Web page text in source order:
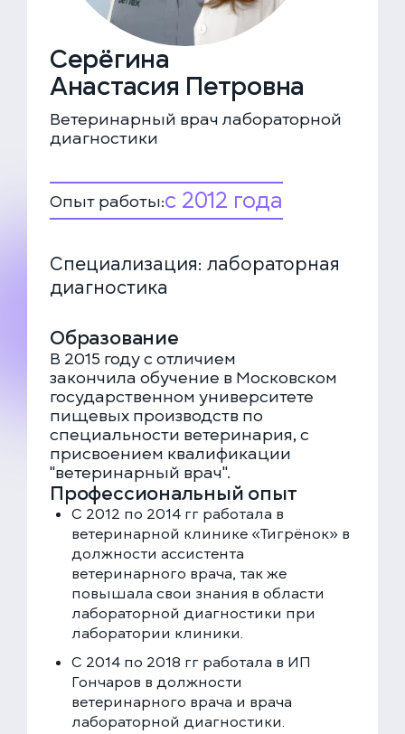
Серёгина
Анастасия Петровна
Ветеринарный врач лабораторной
диагностики
Опыт работы:с 2012 года
Специализация: лабораторная
диагностика
Образование
В 2015 году с отличием
закончила обучение в Московском
государственном университете
пищевых производств по
специальности ветеринария, с
присвоением квалификации
"ветеринарный врач".
Профессиональный опыт
С 2012 по 2014 гг работала в
ветеринарной клинике «Тигрёнок» в
должности ассистента
ветеринарного врача, так же
повышала свои знания в области
лабораторной диагностики при
лаборатории клиники.
С 2014 по 2018 гг работала в ИП
Гончаров в должности
ветеринарного врача и врача
лабораторной диагностики.
ЕДИНАЯ СПРАВОЧНАЯ (КРУГЛОСУТОЧНО)
+7 (499) 288-80-36
Закажите звонок, и мы перезвоним вам в течение
15 минут